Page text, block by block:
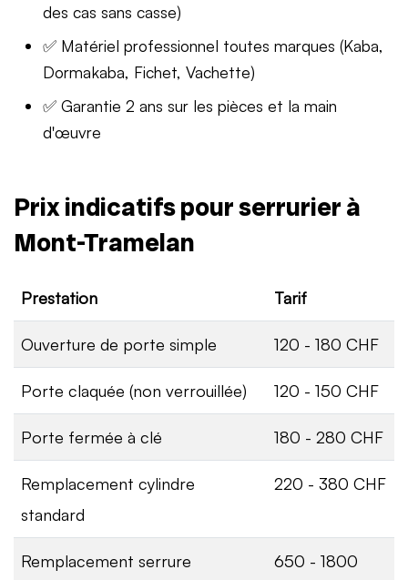
des cas sans casse)
✅ Matériel professionnel toutes marques (Kaba,
Dormakaba, Fichet, Vachette)
✅ Garantie 2 ans sur les pièces et la main
d'œuvre
Prix indicatifs pour serrurier à
Mont-Tramelan
Prestation Tarif
Ouverture de porte simple 120 - 180 CHF
Porte claquée (non verrouillée) 120 - 150 CHF
Porte fermée à clé 180 - 280 CHF
Remplacement cylindre
standard
220 - 380 CHF
Remplacement serrure
650 - 1800